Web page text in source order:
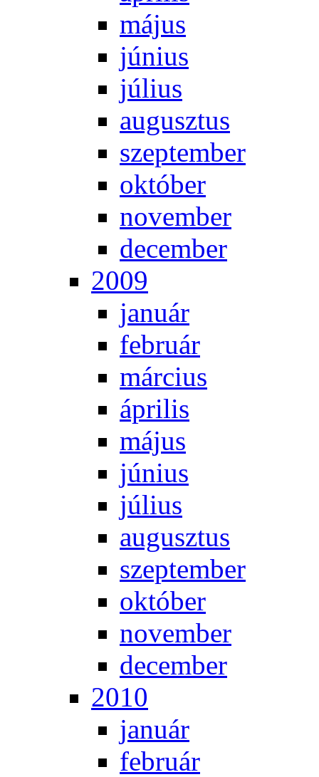
má­jus
jú­ni­us
jú­li­us
au­gusz­tus
szep­tem­ber
ok­tó­ber
no­vem­ber
de­cem­ber
2009
ja­nu­ár
feb­ru­ár
már­ci­us
áp­ri­lis
má­jus
jú­ni­us
jú­li­us
au­gusz­tus
szep­tem­ber
ok­tó­ber
no­vem­ber
de­cem­ber
2010
ja­nu­ár
feb­ru­ár